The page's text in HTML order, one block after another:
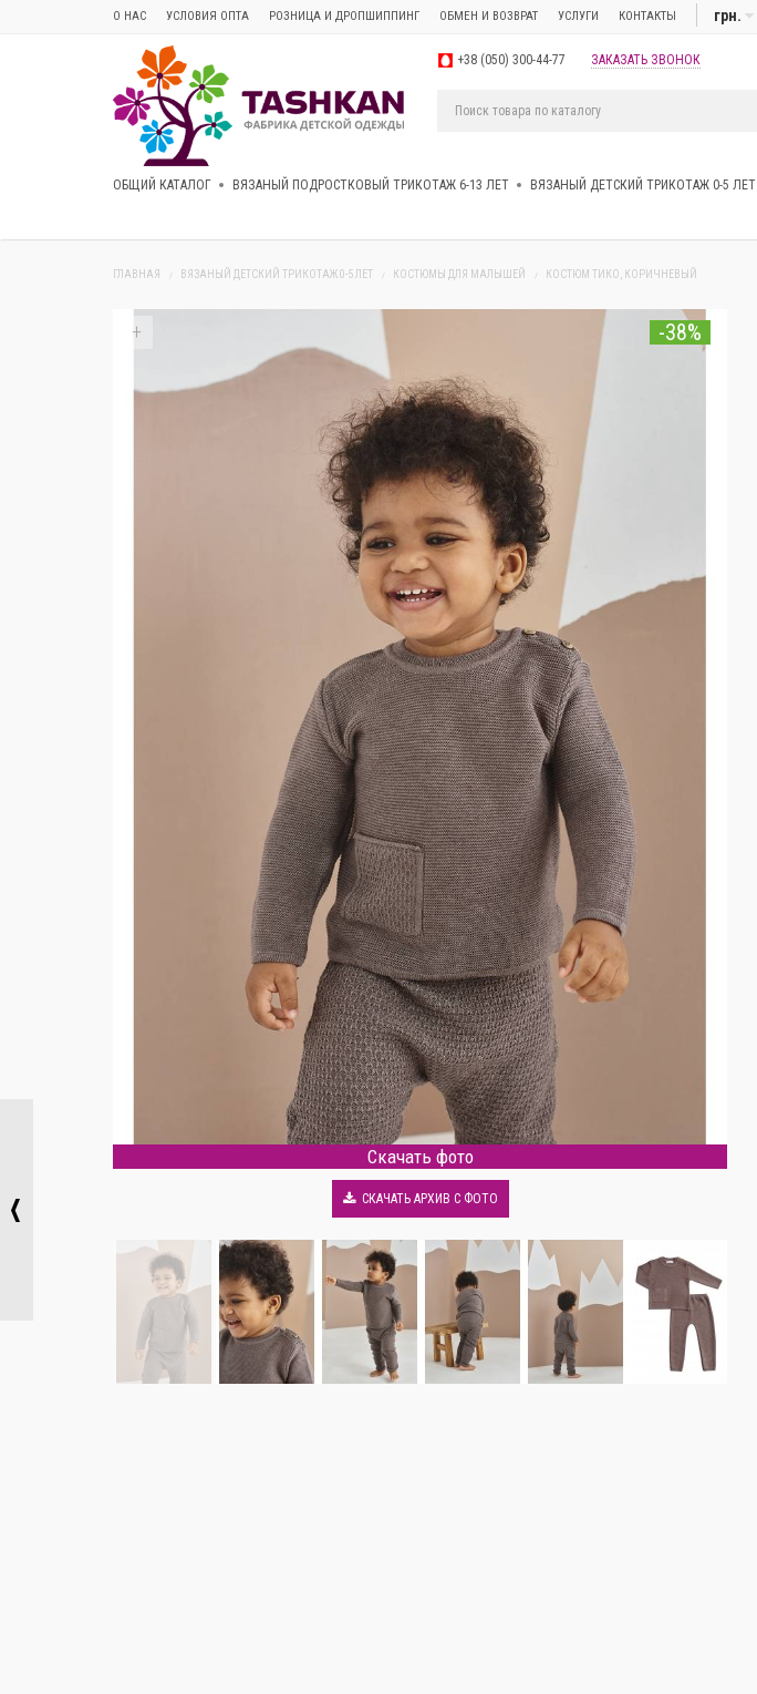
О НАС УСЛОВИЯ ОПТА РОЗНИЦА И ДРОПШИППИНГ ОБМЕН И ВОЗВРАТ УСЛУГИ КОНТАКТЫ грн.
+38 (050) 300-44-77 ЗАКАЗАТЬ ЗВОНОК
ОБЩИЙ КАТАЛОГ ВЯЗАНЫЙ ПОДРОСТКОВЫЙ ТРИКОТАЖ 6-13 ЛЕТ ВЯЗАНЫЙ ДЕТСКИЙ ТРИКОТАЖ 0-5 ЛЕТ
ГЛАВНАЯ ВЯЗАНЫЙ ДЕТСКИЙ ТРИКОТАЖ 0-5 ЛЕТ КОСТЮМЫ ДЛЯ МАЛЫШЕЙ КОСТЮМ ТИКО, КОРИЧНЕВЫЙ
+ -38%
Скачать фото
СКАЧАТЬ АРХИВ С ФОТО